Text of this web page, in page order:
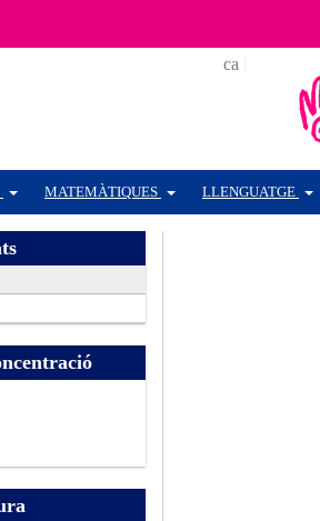
ca
MATEMÀTIQUES LLENGUATGE